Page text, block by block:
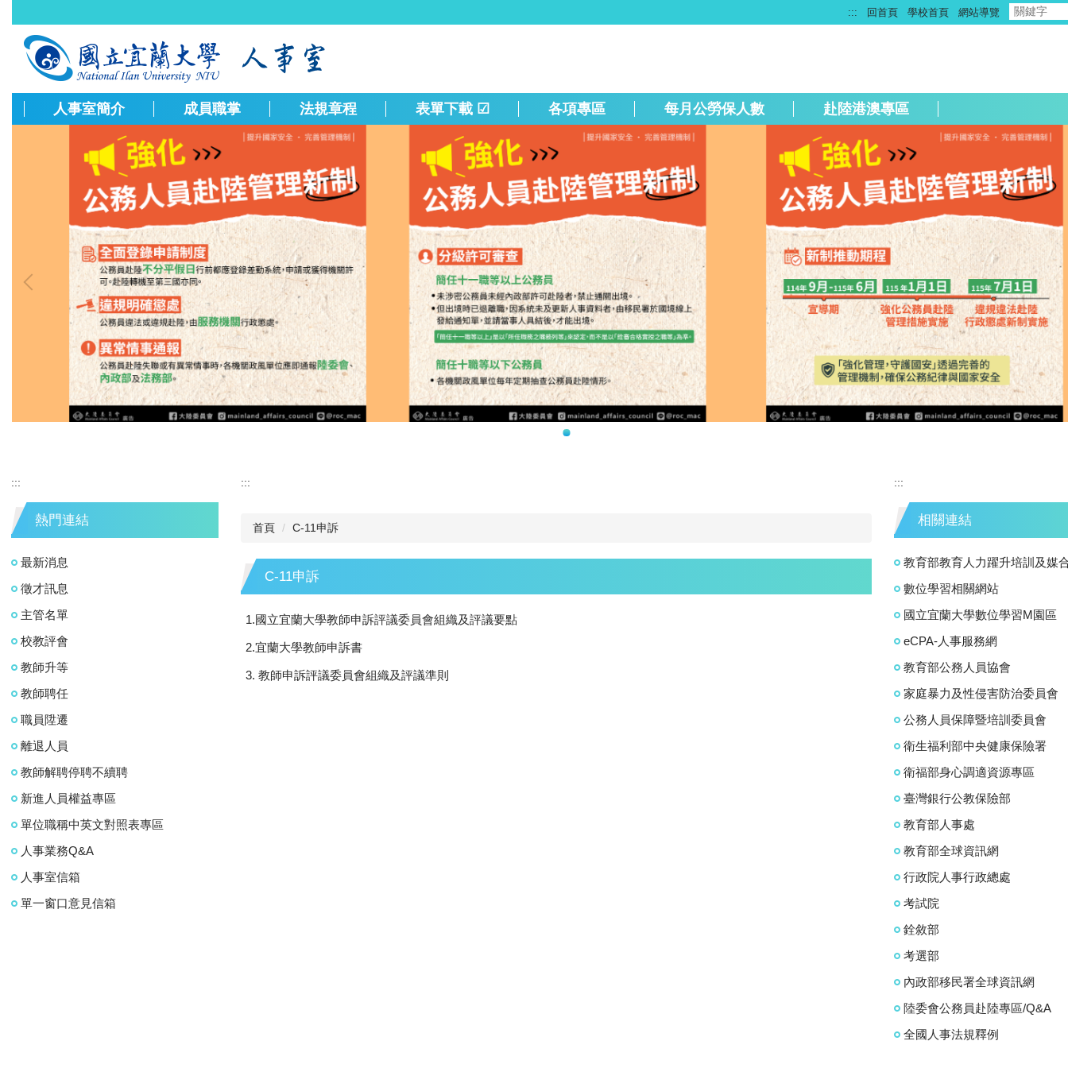
到
容
::: 回首頁 學校首頁 網站導覽
人事室簡介 成員職掌 法規章程 表單下載 ☑ 各項專區 每月公勞保人數 赴陸港澳專區
:::
熱門連結
最新消息
徵才訊息
主管名單
校教評會
教師升等
教師聘任
職員陞遷
離退人員
教師解聘停聘不續聘
新進人員權益專區
單位職稱中英文對照表專區
人事業務Q&A
人事室信箱
單一窗口意見信箱
:::
首頁 C-11申訴
C-11申訴
1.國立宜蘭大學教師申訴評議委員會組織及評議要點
2.宜蘭大學教師申訴書
3. 教師申訴評議委員會組織及評議準則
:::
相關連結
教育部教育人力躍升培訓及媒
數位學習相關網站
國立宜蘭大學數位學習M園區
eCPA-人事服務網
教育部公務人員協會
家庭暴力及性侵害防治委員會
公務人員保障暨培訓委員會
衛生福利部中央健康保險署
衛福部身心調適資源專區
臺灣銀行公教保險部
教育部人事處
教育部全球資訊網
行政院人事行政總處
考試院
銓敘部
考選部
內政部移民署全球資訊網
陸委會公務員赴陸專區/Q&A
全國人事法規釋例